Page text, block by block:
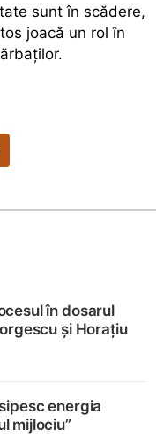
sunt în scădere,
joacă un rol în
în dosarul
și Horațiu
energia
mijlociu”